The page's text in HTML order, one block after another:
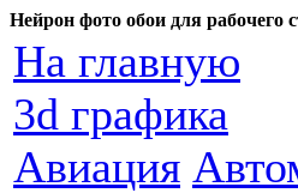
Нейрон фото обои для рабочего
На главную
3d графика
Авиация